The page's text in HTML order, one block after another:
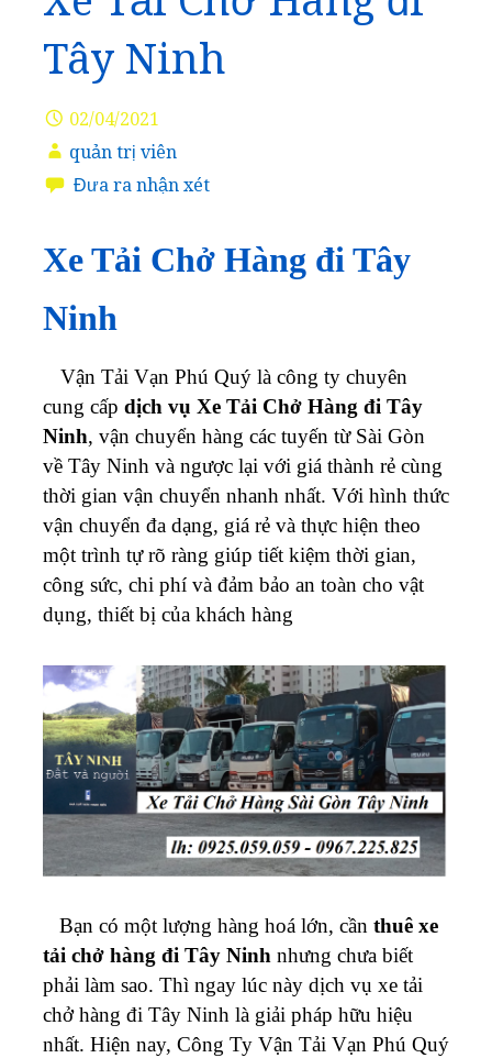
Tây Ninh
02/04/2021
quản trị viên
Đưa ra nhận xét
Xe Tải Chở Hàng đi Tây
Ninh
Vận Tải Vạn Phú Quý là công ty chuyên
cung cấp dịch vụ Xe Tải Chở Hàng đi Tây
Ninh, vận chuyển hàng các tuyến từ Sài Gòn
về Tây Ninh và ngược lại với giá thành rẻ cùng
thời gian vận chuyển nhanh nhất. Với hình thức
vận chuyển đa dạng, giá rẻ và thực hiện theo
một trình tự rõ ràng giúp tiết kiệm thời gian,
công sức, chi phí và đảm bảo an toàn cho vật
dụng, thiết bị của khách hàng
Bạn có một lượng hàng hoá lớn, cần thuê xe
tải chở hàng đi Tây Ninh nhưng chưa biết
phải làm sao. Thì ngay lúc này dịch vụ xe tải
chở hàng đi Tây Ninh là giải pháp hữu hiệu
nhất. Hiện nay, Công Ty Vận Tải Vạn Phú Quý